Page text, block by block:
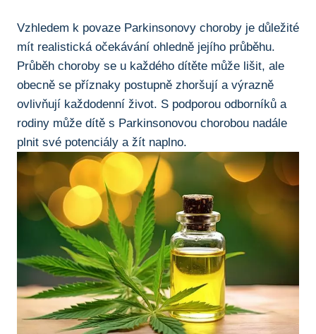
Vzhledem k ⁣povaze Parkinsonovy choroby​ je důležité
mít⁤ realistická očekávání ohledně jejího průběhu.
Průběh choroby se u ‌každého ​dítěte ​může lišit,‌ ale
obecně se příznaky‍ postupně zhoršují a výrazně
ovlivňují‍ každodenní život. S podporou odborníků a
rodiny může​ dítě s ​Parkinsonovou chorobou nadále
plnit své‍ potenciály a ⁢žít naplno.